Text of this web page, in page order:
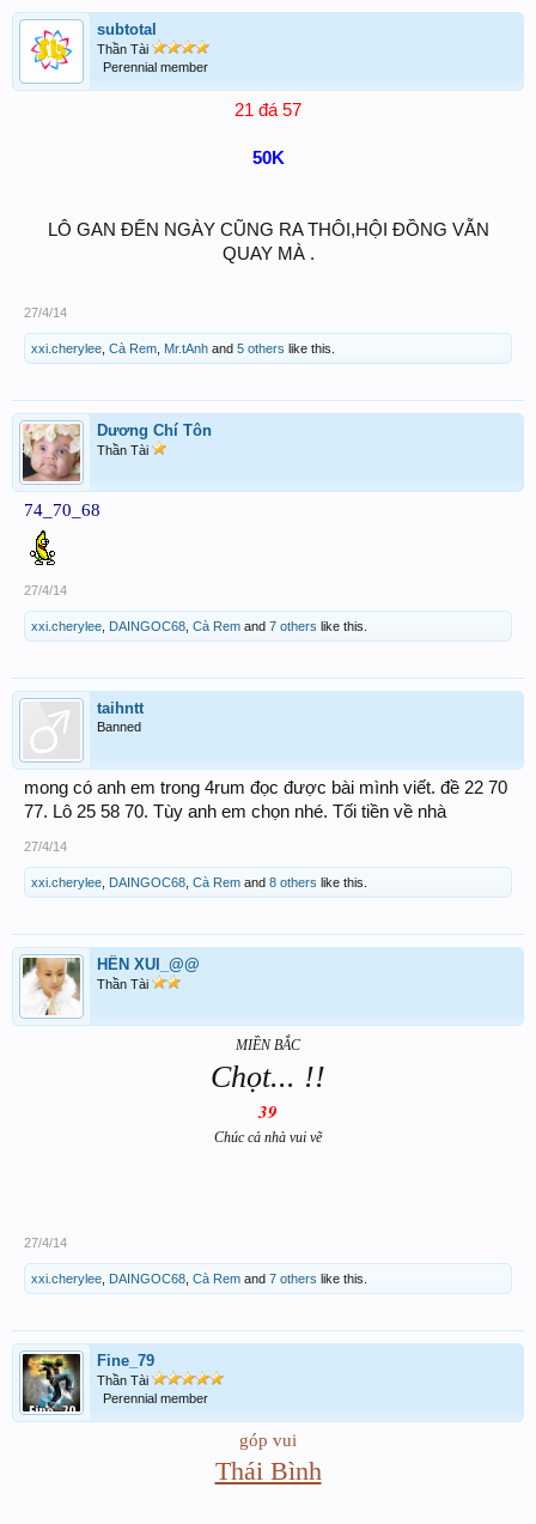
subtotal
Thần Tài
Perennial member
21 đá 57
50K
LÔ GAN ĐẾN NGÀY CŨNG RA THÔI,HỘI ĐỒNG VẪN
QUAY MÀ .
27/4/14
xxi.cherylee Cà Rem Mr.tAnh and 5 others like this.
Dương Chí Tôn
Thần Tài
74_70_68
27/4/14
xxi.cherylee DAINGOC68 Cà Rem and 7 others like this.
taihntt
Banned
mong có anh em trong 4rum đọc được bài mình viết. đề 22 70
77. Lô 25 58 70. Tùy anh em chọn nhé. Tối tiền về nhà
27/4/14
xxi.cherylee DAINGOC68 Cà Rem and 8 others like this.
HÊN XUI_@@
Thần Tài
MIỀN BẮC
Chọt... !!
39
Chúc cả nhà vui vẽ
27/4/14
xxi.cherylee DAINGOC68 Cà Rem and 7 others like this.
Fine_79
Thần Tài
Perennial member
góp vui
Thái Bình